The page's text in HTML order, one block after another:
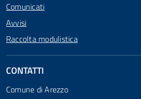
Comunicati
Avvisi
Raccolta modulistica
CONTATTI
Comune di Arezzo